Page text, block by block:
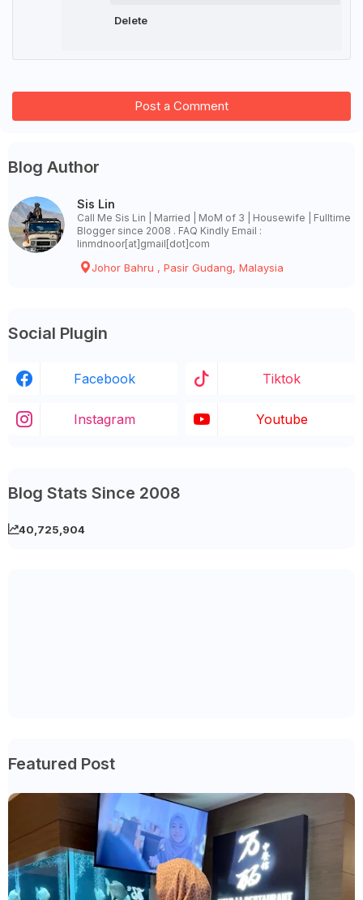
Delete
Post a Comment
Blog Author
Sis Lin
Call Me Sis Lin | Married | MoM of 3 | Housewife | Fulltime
Blogger since 2008 . FAQ Kindly Email :
linmdnoor[at]gmail[dot]com
Johor Bahru , Pasir Gudang, Malaysia
Social Plugin
Facebook Tiktok
Instagram Youtube
Blog Stats Since 2008
40,725,904
Featured Post